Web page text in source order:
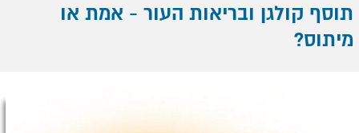
תוסף קולגן ובריאות העור - אמת או
מיתוס?